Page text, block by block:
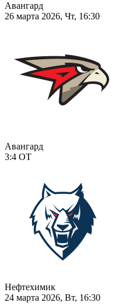
Авангард
26 марта 2026, Чт, 16:30
Авангард
3:4 ОТ
Нефтехимик
24 марта 2026, Вт, 16:30